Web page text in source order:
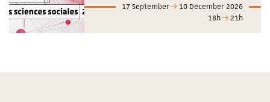
17 September
10 December 2026
18h
21h